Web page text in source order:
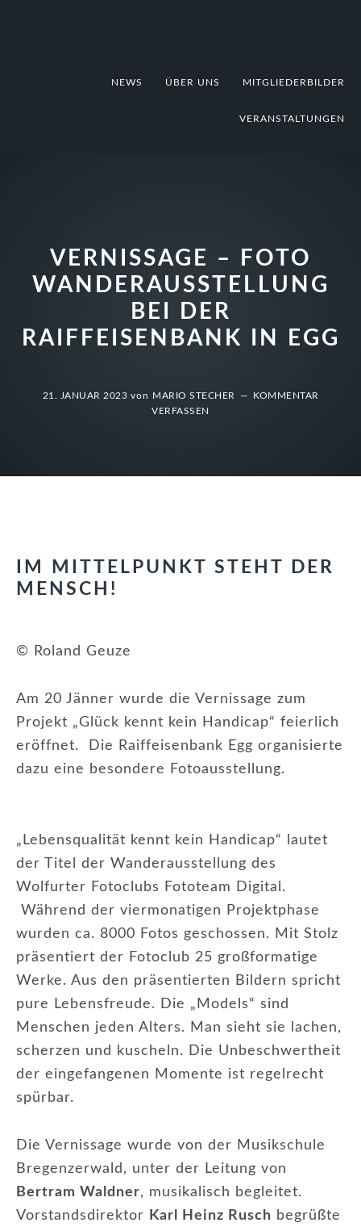
NEWS ÜBER UNS MITGLIEDERBILDER
VERANSTALTUNGEN
VERNISSAGE – FOTO
WANDERAUSSTELLUNG
BEI DER
RAIFFEISENBANK IN EGG
21. JANUAR 2023 von MARIO STECHER
KOMMENTAR
VERFASSEN
IM MITTELPUNKT STEHT DER
MENSCH!
© Roland Geuze
Am 20 Jänner wurde die Vernissage zum
Projekt „Glück kennt kein Handicap“ feierlich
eröffnet. Die Raiffeisenbank Egg organisierte
dazu eine besondere Fotoausstellung.
„Lebensqualität kennt kein Handicap“ lautet
der Titel der Wanderausstellung des
Wolfurter Fotoclubs Fototeam Digital.
Während der viermonatigen Projektphase
wurden ca. 8000 Fotos geschossen. Mit Stolz
präsentiert der Fotoclub 25 großformatige
Werke. Aus den präsentierten Bildern spricht
pure Lebensfreude. Die „Models“ sind
Menschen jeden Alters. Man sieht sie lachen,
scherzen und kuscheln. Die Unbeschwertheit
der eingefangenen Momente ist regelrecht
spürbar.
Die Vernissage wurde von der Musikschule
Bregenzerwald, unter der Leitung von
Bertram Waldner, musikalisch begleitet.
Vorstandsdirektor
Karl Heinz Rusch begrüßte